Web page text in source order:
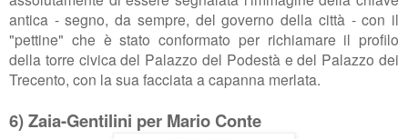
antica - segno, da sempre, del governo della città - con il
"pettine" che è stato conformato per richiamare il profilo
della torre civica del Palazzo del Podestà e del Palazzo dei
Trecento, con la sua facciata a capanna merlata.
6) Zaia-Gentilini per Mario Conte